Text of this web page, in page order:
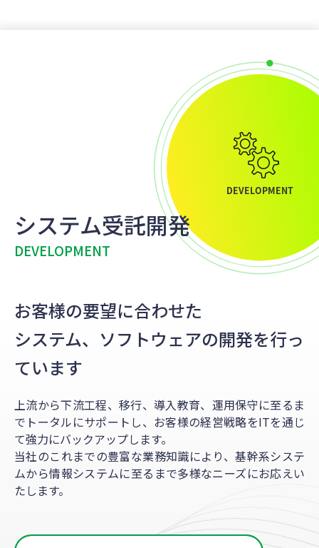
システム受託開発
DEVELOPMENT
お客様の要望に合わせた
システム、ソフトウェアの開発を行っ
ています
上流から下流工程、移行、導入教育、運用保守に至るま
でトータルにサポートし、お客様の経営戦略をITを通じ
て強力にバックアップします。
当社のこれまでの豊富な業務知識により、基幹系システ
ムから情報システムに至るまで多様なニーズにお応えい
たします。